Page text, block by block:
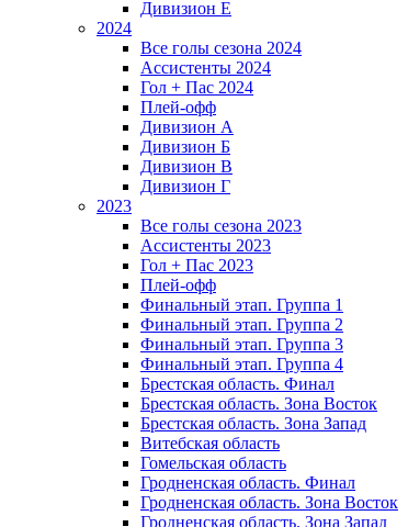
Дивизион Е
2024
Все голы сезона 2024
Ассистенты 2024
Гол + Пас 2024
Плей-офф
Дивизион A
Дивизион Б
Дивизион В
Дивизион Г
2023
Все голы сезона 2023
Ассистенты 2023
Гол + Пас 2023
Плей-офф
Финальный этап. Группа 1
Финальный этап. Группа 2
Финальный этап. Группа 3
Финальный этап. Группа 4
Брестская область. Финал
Брестская область. Зона Восток
Брестская область. Зона Запад
Витебская область
Гомельская область
Гродненская область. Финал
Гродненская область. Зона Восток
Гродненская область. Зона Запад